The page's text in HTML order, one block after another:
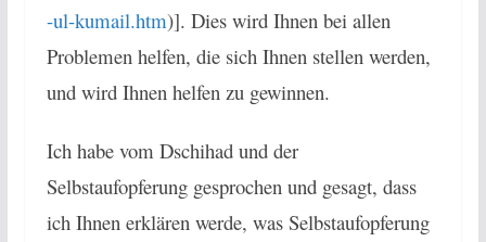
-ul-kumail.htm)]. Dies wird Ihnen bei allen
Problemen helfen, die sich Ihnen stellen werden,
und wird Ihnen helfen zu gewinnen.
Ich habe vom Dschihad und der
Selbstaufopferung gesprochen und gesagt, dass
ich Ihnen erklären werde, was Selbstaufopferung